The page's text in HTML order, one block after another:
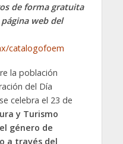
de forma gratuita
web del
catalogofoem
la población
del Día
celebra el 23 de
y Turismo
género de
a través del